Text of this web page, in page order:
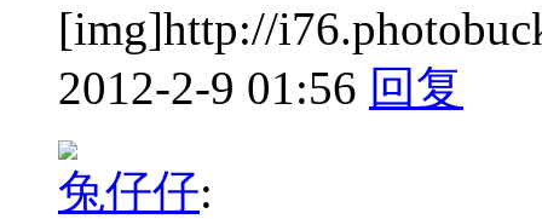
[img]http://
2012-2-9 01:56 回复
兔仔仔: